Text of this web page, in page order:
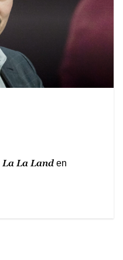
La La Land en